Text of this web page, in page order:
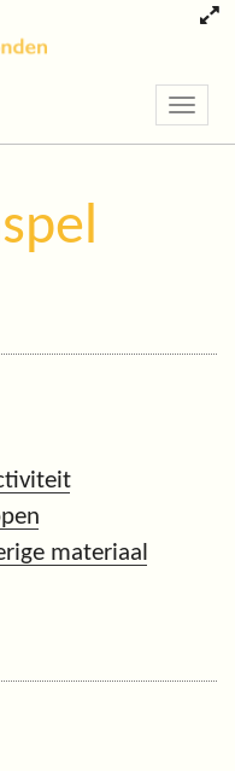
Toggle
materiaal